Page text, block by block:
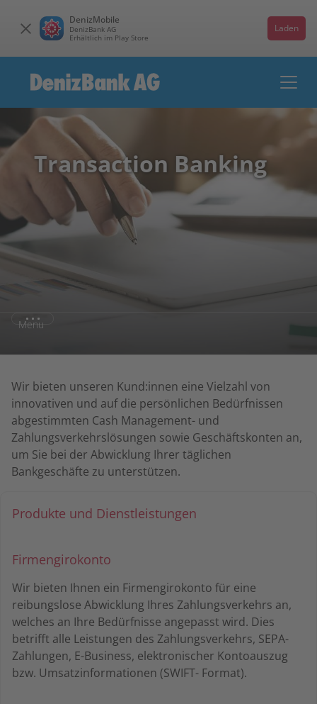
DenizMobile
DenizBank AG
Erhältlich im Play Store
Laden
Transaction Banking
Menu
Wir bieten unseren Kund:innen eine Vielzahl von
innovativen und auf die persönlichen Bedürfnissen
abgestimmten Cash Management- und
Zahlungsverkehrslösungen sowie Geschäftskonten an,
um Sie bei der Abwicklung Ihrer täglichen
Bankgeschäfte zu unterstützen.
Produkte und Dienstleistungen
Firmengirokonto
Wir bieten Ihnen ein Firmengirokonto für eine
reibungslose Abwicklung Ihres Zahlungsverkehrs an,
welches an Ihre Bedürfnisse angepasst wird. Dies
betrifft alle Leistungen des Zahlungsverkehrs, SEPA-
Zahlungen, E-Business, elektronischer Kontoauszug
bzw. Umsatzinformationen (SWIFT- Format).